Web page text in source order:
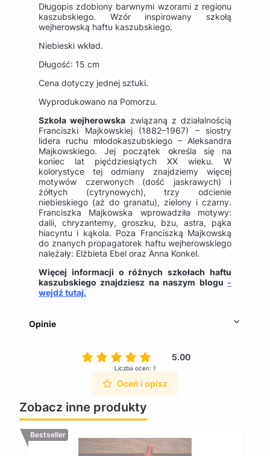
Długopis zdobiony barwnymi wzorami z regionu
kaszubskiego. Wzór inspirowany szkołą
wejherowską haftu kaszubskiego.
Niebieski wkład.
Długość: 15 cm
Cena dotyczy jednej sztuki.
Wyprodukowano na Pomorzu.
Szkoła wejherowska związaną z działalnością
Franciszki Majkowskiej (1882–1967) – siostry
lidera ruchu młodokaszubskiego – Aleksandra
Majkowskiego. Jej początek określa się na
koniec lat pięćdziesiątych XX wieku. W
kolorystyce tej odmiany znajdziemy więcej
motywów czerwonych (dość jaskrawych) i
żółtych (cytrynowych), trzy odcienie
niebieskiego (aż do granatu), zielony i czarny.
Franciszka Majkowska wprowadziła motywy:
dalii, chryzantemy, groszku, bzu, astra, pąka
hiacyntu i kąkola. Poza Franciszką Majkowską
do znanych propagatorek haftu wejherowskiego
należały: Elżbieta Ebel oraz Anna Konkel.
Więcej informacji o różnych szkołach haftu
kaszubskiego znajdziesz na naszym blogu -
wejdź tutaj.
Opinie
5.00
Liczba ocen: 1
Oceń i opisz
Zobacz inne produkty
Bestseller